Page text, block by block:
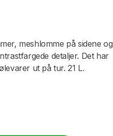
meshlomme på sidene og
detaljer. Det har
ut på tur. 21 L.